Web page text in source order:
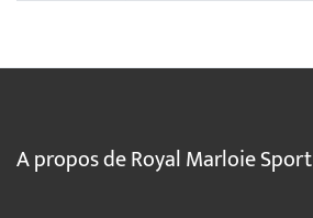
A propos de Royal Marloie Sport